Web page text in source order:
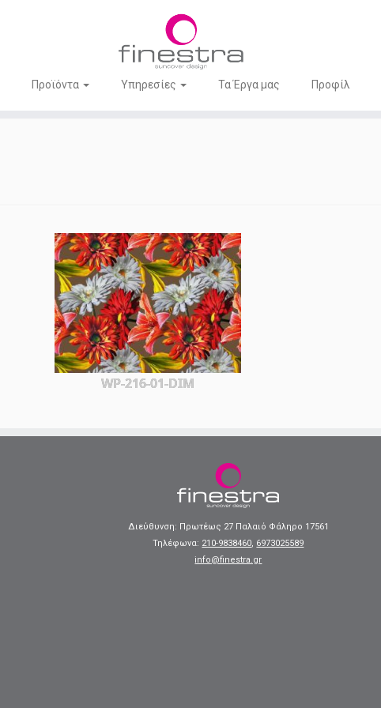
Προϊόντα Υπηρεσίες Τα Έργα μας Προφίλ
WP-216-01-DIM
Διεύθυνση: Πρωτέως 27 Παλαιό Φάληρο 17561
Τηλέφωνα: 210-9838460, 6973025589
info@finestra.gr